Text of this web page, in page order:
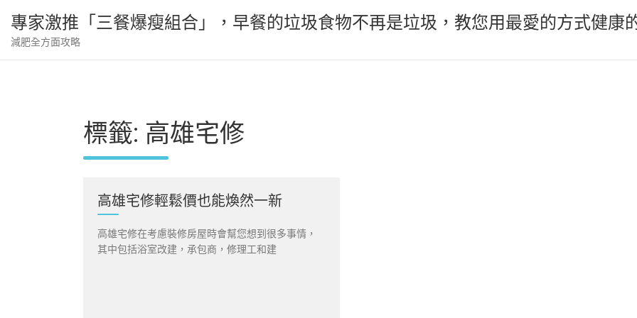
content
專家激推「三餐爆瘦組合」，早餐的垃圾食物不再是垃圾，教您用最愛的方式健康
減肥全方面攻略
標籤: 高雄宅修
高雄宅修輕鬆價也能煥然一新
高雄宅修在考慮裝修房屋時會幫您想到很多事情，
其中​​包括浴室改建，承包商，修理工和建